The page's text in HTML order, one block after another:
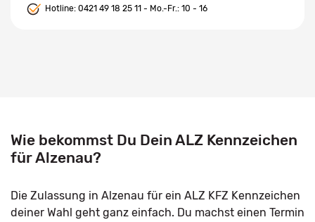
Hotline: 0421 49 18 25 11 - Mo.-Fr.: 10 - 16
Wie bekommst Du Dein ALZ Kennzeichen
für Alzenau?
Die Zulassung in Alzenau für ein ALZ KFZ Kennzeichen
deiner Wahl geht ganz einfach. Du machst einen Termin